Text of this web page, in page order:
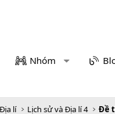
Nhóm
lí Lịch sử và Địa lí 4 Đề